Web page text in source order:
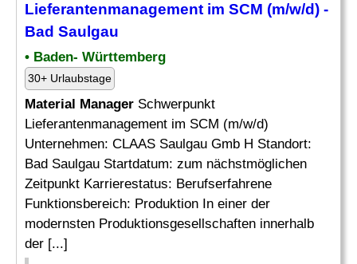
Lieferantenmanagement im SCM (m/w/d) -
Bad Saulgau
• Baden- Württemberg
30+ Urlaubstage
Material Manager Schwerpunkt
Lieferantenmanagement im SCM (m/w/d)
Unternehmen: CLAAS Saulgau Gmb H Standort:
Bad Saulgau Startdatum: zum nächstmöglichen
Zeitpunkt Karrierestatus: Berufserfahrene
Funktionsbereich: Produktion In einer der
modernsten Produktionsgesellschaften innerhalb
der [...]